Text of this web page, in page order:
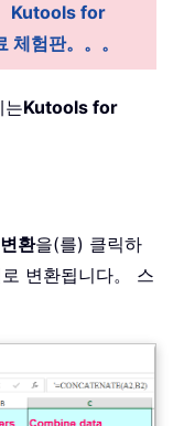
Kutools for
체험판。。。
는Kutools for
환을(를) 클릭하
변환됩니다。 스